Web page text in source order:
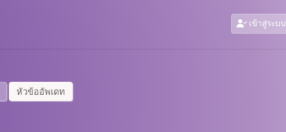
เข้าสู่ระบบ
หัวข้ออัพเดท